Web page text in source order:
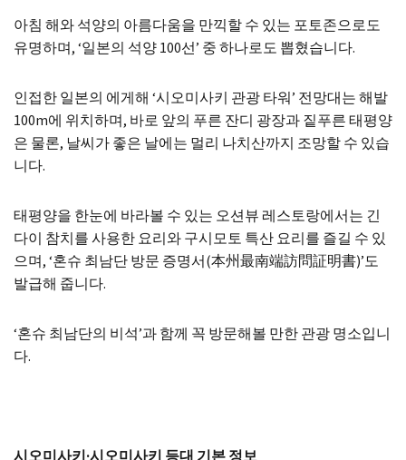
아침 해와 석양의 아름다움을 만끽할 수 있는 포토존으로도
유명하며, ‘일본의 석양 100선’ 중 하나로도 뽑혔습니다.
인접한 일본의 에게해 ‘시오미사키 관광 타워’ 전망대는 해발
100m에 위치하며, 바로 앞의 푸른 잔디 광장과 짙푸른 태평양
은 물론, 날씨가 좋은 날에는 멀리 나치산까지 조망할 수 있습
니다.
태평양을 한눈에 바라볼 수 있는 오션뷰 레스토랑에서는 긴
다이 참치를 사용한 요리와 구시모토 특산 요리를 즐길 수 있
으며, ‘혼슈 최남단 방문 증명서(本州最南端訪問証明書)’도
발급해 줍니다.
‘혼슈 최남단의 비석’과 함께 꼭 방문해볼 만한 관광 명소입니
다.